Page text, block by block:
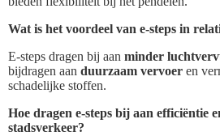
Wat is het voordeel van e-steps in
E-steps dragen bij aan minder
bijdragen aan duurzaam vervoer en
schadelijke stoffen.
Hoe dragen e-steps bij aan efficiëntie
stadsverkeer?